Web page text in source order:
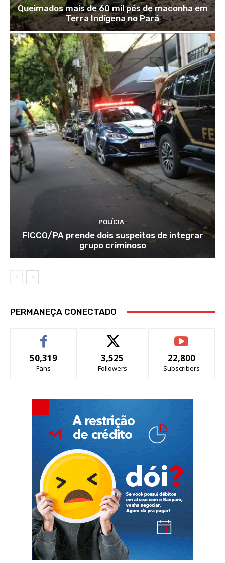
Queimados mais de 60 mil pés de maconha em
Terra Indígena no Pará
POLÍCIA
FICCO/PA prende dois suspeitos de integrar
grupo criminoso
PERMANEÇA CONECTADO
50,319
Fans
3,525
Followers
22,800
Subscribers